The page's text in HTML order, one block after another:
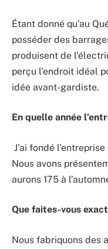
Étant donné qu’au
posséder des
produisent de
perçu l’endroit idéal
idée avant-gardiste.
En quelle année
J’ai fondé
Nous avons
aurons 175 à
Que faites-vous
Nous fabriquons des